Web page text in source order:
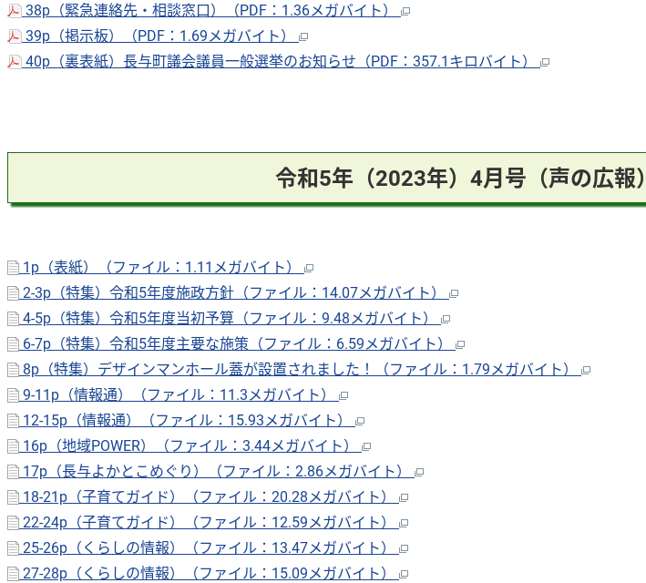
38p（緊急連絡先・相談窓口）（PDF：1.36メガバイト）
39p（掲示板）（PDF：1.69メガバイト）
40p（裏表紙）長与町議会議員一般選挙のお知らせ（PDF：357.1キロバイト）
令和5年（2023年）4月号（声の広報）
1p（表紙）（ファイル：1.11メガバイト）
2-3p（特集）令和5年度施政方針（ファイル：14.07メガバイト）
4-5p（特集）令和5年度当初予算（ファイル：9.48メガバイト）
6-7p（特集）令和5年度主要な施策（ファイル：6.59メガバイト）
8p（特集）デザインマンホール蓋が設置されました！（ファイル：1.79メガバイト）
9-11p（情報通）（ファイル：11.3メガバイト）
12-15p（情報通）（ファイル：15.93メガバイト）
16p（地域POWER）（ファイル：3.44メガバイト）
17p（長与よかとこめぐり）（ファイル：2.86メガバイト）
18-21p（子育てガイド）（ファイル：20.28メガバイト）
22-24p（子育てガイド）（ファイル：12.59メガバイト）
25-26p（くらしの情報）（ファイル：13.47メガバイト）
27-28p（くらしの情報）（ファイル：15.09メガバイト）